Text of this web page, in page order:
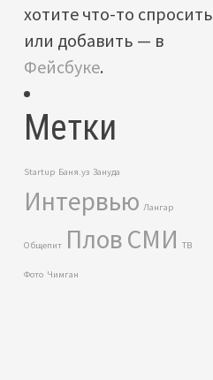
хотите что-то спросить
или добавить — в
Фейсбуке.
Метки
Startup Баня.уз Зануда
Интервью Лангар
Общепит ПловСМИ ТВ
Фото Чимган